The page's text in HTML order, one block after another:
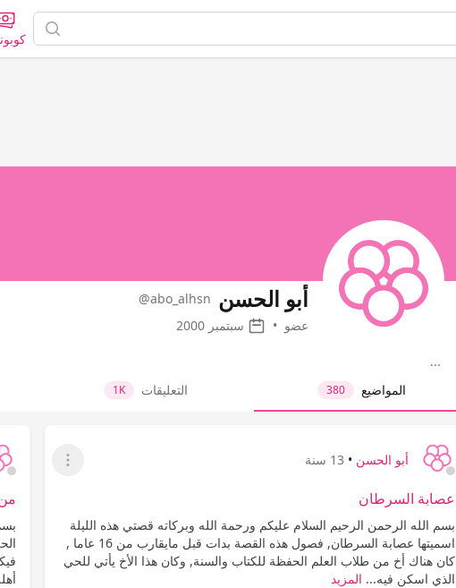
أبو الحسن @abo_alhsn
عضو • سبتمبر 2000
...
المواضيع
380 التعليقات 1K
أبو الحسن • 13 سنة
عرض القائمة
عصابة السرطان
بسم الله الرحمن الرحيم السلام عليكم ورحمة الله وبركاته قصتي هذه الليلة
اسميتها عصابة السرطان, فصول هذه القصة بدات قبل مايقارب من 16 عاما ,
كان هناك أخ من طلاب العلم الحفظة للكتاب والسنة, وكان هذا الأخ يأتي للحي
الذي اسكن فيه... المزيد